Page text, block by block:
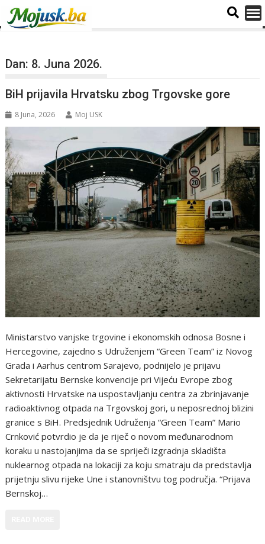
Dan: 8. Juna 2026.
BiH prijavila Hrvatsku zbog Trgovske gore
8 Juna, 2026 Moj USK
Ministarstvo vanjske trgovine i ekonomskih odnosa Bosne i
Hercegovine, zajedno s Udruženjem “Green Team” iz Novog
Grada i Aarhus centrom Sarajevo, podnijelo je prijavu
Sekretarijatu Bernske konvencije pri Vijeću Evrope zbog
aktivnosti Hrvatske na uspostavljanju centra za zbrinjavanje
radioaktivnog otpada na Trgovskoj gori, u neposrednoj blizini
granice s BiH. Predsjednik Udruženja “Green Team” Mario
Crnković potvrdio je da je riječ o novom međunarodnom
koraku u nastojanjima da se spriječi izgradnja skladišta
nuklearnog otpada na lokaciji za koju smatraju da predstavlja
prijetnju slivu rijeke Une i stanovništvu tog područja. “Prijava
Bernskoj…